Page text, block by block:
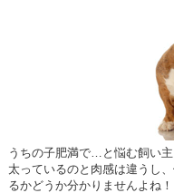
うちの子肥満で…と悩む飼い
太っているのと肉感は違うし
るかどうか分かりませんよね！